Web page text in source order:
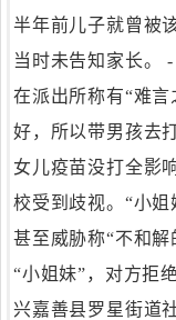
半年前儿子就曾被
当时未告知家长。
在派出所称有“难
好，所以带男孩去
女儿疫苗没打全影
校受到歧视。“小姐
甚至威胁称“不和
“小姐妹”，对方拒
兴嘉善县罗星街道